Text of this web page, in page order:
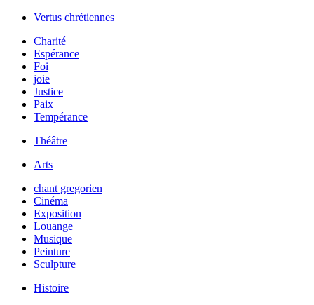
Vertus chrétiennes
Charité
Espérance
Foi
joie
Justice
Paix
Tempérance
Théâtre
Arts
chant gregorien
Cinéma
Exposition
Louange
Musique
Peinture
Sculpture
Histoire